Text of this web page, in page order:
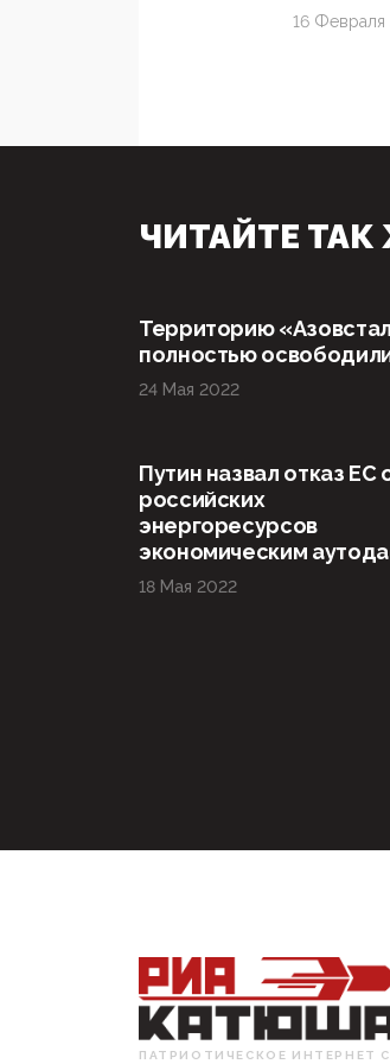
16 Февраля
ЧИТАЙТЕ ТАК
Территорию
полностью
24 Мая 2022
Путин назвал отказ ЕС
российских
энергоресурсов
экономическим
18 Мая 2022
ПАТРИОТИЧЕСКОЕ ИНТЕРНЕТ